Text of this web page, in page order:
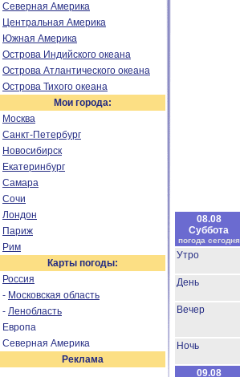
Северная Америка
Центральная Америка
Южная Америка
Острова Индийского океана
Острова Атлантического океана
Острова Тихого океана
Мои города:
Москва
Санкт-Петербург
Новосибирск
Екатеринбург
Самара
Сочи
Лондон
Париж
Рим
Карты погоды:
Россия
- Московская область
- Ленобласть
Европа
Северная Америка
Реклама
08.08
Суббота
погода сегодня
Утро
День
Вечер
Ночь
09.08